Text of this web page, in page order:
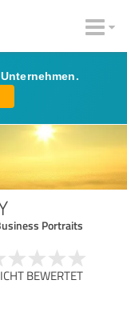
Portraits
BEWERTET